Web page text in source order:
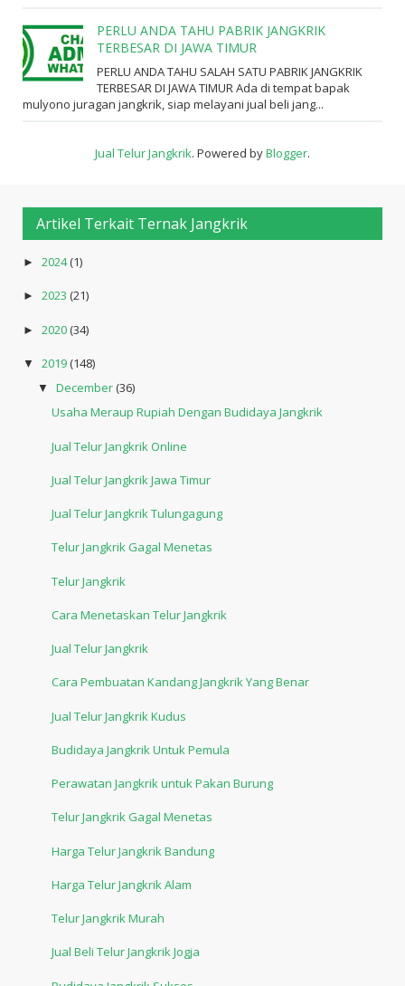
PERLU ANDA TAHU PABRIK JANGKRIK
TERBESAR DI JAWA TIMUR
PERLU ANDA TAHU SALAH SATU PABRIK JANGKRIK
TERBESAR DI JAWA TIMUR Ada di tempat bapak
mulyono juragan jangkrik, siap melayani jual beli jang...
Jual Telur Jangkrik. Powered byBlogger.
Artikel Terkait Ternak Jangkrik
► 2024(1)
► 2023 (21)
► 2020(34)
▼ 2019(148)
▼ December(36)
Usaha Meraup Rupiah Dengan Budidaya Jangkrik
Jual Telur Jangkrik Online
Jual Telur Jangkrik Jawa Timur
Jual Telur Jangkrik Tulungagung
Telur Jangkrik Gagal Menetas
Telur Jangkrik
Cara Menetaskan Telur Jangkrik
Jual Telur Jangkrik
Cara Pembuatan Kandang Jangkrik Yang Benar
Jual Telur Jangkrik Kudus
Budidaya Jangkrik Untuk Pemula
Perawatan Jangkrik untuk Pakan Burung
Telur Jangkrik Gagal Menetas
Harga Telur Jangkrik Bandung
Harga Telur Jangkrik Alam
Telur Jangkrik Murah
Jual Beli Telur Jangkrik Jogja